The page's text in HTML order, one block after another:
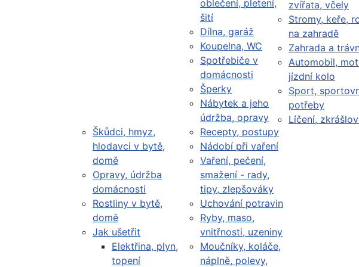
oblečení, pletení,
šití
Dílna, garáž
Koupelna, WC
Spotřebiče v
domácnosti
Šperky
Nábytek a jeho
údržba, opravy
Škůdci, hmyz,
hlodavci v bytě,
domě
Opravy, údržba
domácnosti
Rostliny v bytě,
domě
Jak ušetřit
Elektřina, plyn,
topení
Recepty, postupy
Nádobí při vaření
Vaření, pečení,
smažení - rady,
tipy, zlepšováky
Uchování potravin
Ryby, maso,
vnitřnosti, uzeniny
Moučníky, koláče,
náplně, polevy,
zvířata, včely
Stromy, keře,
na zahradě
Zahrada a
Automobil,
jízdní kolo
Sport,
potřeby
Líčení,